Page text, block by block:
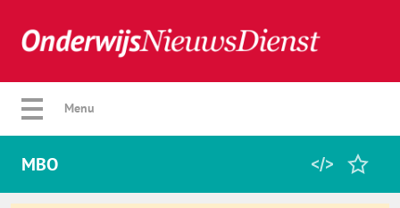
Verberg menu
Menu
MBO